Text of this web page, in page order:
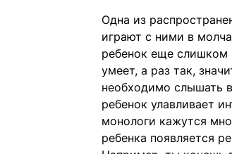
Одна из
играют с ними в
ребенок еще слишком
умеет, а раз так,
необходимо слышать
ребенок улавливает
монологи кажутся
ребенка появляется